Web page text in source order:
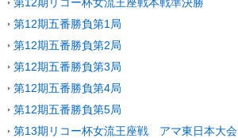
第12期五番勝負第1局
第12期五番勝負第2局
第12期五番勝負第3局
第12期五番勝負第4局
第12期五番勝負第5局
第13期リコー杯女流王座戦 アマ東日本大会